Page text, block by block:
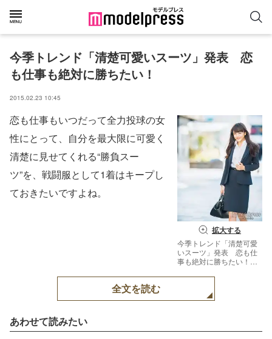
今季トレンド「清楚可愛いスーツ」発表　恋
も仕事も絶対に勝ちたい！
2015.02.23 10:45
拡大する
今季トレンド「清楚可愛
いスーツ」発表 恋も仕
事も絶対に勝ちたい！／
提供：「Ray」4月号、主
恋も仕事もいつだって全力投球の女
性にとって、自分を最大限に可愛く
清楚に見せてくれる“勝負スー
ツ”を、戦闘服として1着はキープし
ておきたいですよね。
全文を読む
あわせて読みたい